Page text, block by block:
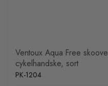
Ventoux Aqua Free
cykelhandske, sort
PK-1204